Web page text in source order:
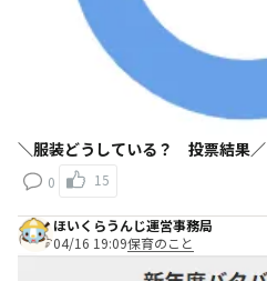
＼服装どうしている？ 投票結果／
0 15
ほいくらうんじ運営事務局
04/16 19:09保育のこと